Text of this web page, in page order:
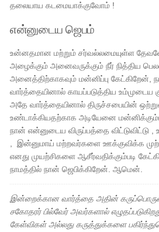
தலையாய கடமையாக்குவோம் !
என்னுடைய ஜெபம்
உன்னதமான மற்றும் சர்வல்லமையுள்ள
அழைக்கும் அனைவருக்கும் நீர் நித்திய
அனைத்திற்காகவும் மன்னிப்பு கேட்கிறேன்,
வார்த்தையினால் காயப்படுத்திய உம்முடைய
அதே வார்த்தையினால் திருச்சபையின்
உண்டாக்கியதற்காக அடியேனை
நான் என்னுடைய விருப்பத்தை விட்டுவிட்டு ,
, ​​ இன்னுமாய் மற்றவர்களை ஊக்குவிக்க
எனது முயற்சிகளை ஆசீர்வதிக்கும்படி
நாமத்தில் நான் ஜெபிக்கிறேன். ஆமென்.
இன்றைக்கான வார்த்தை அதின்
சகோதரர் பில்வேர் அவர்களால்
கேள்விகள் அல்லது கருத்துக்களை